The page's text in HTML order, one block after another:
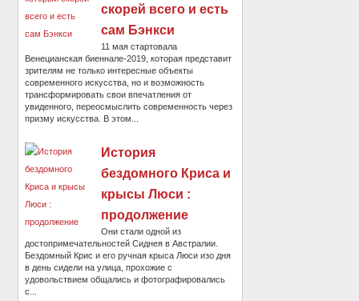
скорей всего и есть
сам Бэнкси
11 мая стартовала
Венецианская биеннале-2019, которая представит
зрителям не только интересные объекты
современного искусства, но и возможность
трансформировать свои впечатления от
увиденного, переосмыслить современность через
призму искусства. В этом...
История
бездомного Криса и
крысы Люси :
продолжение
Они стали одной из
достопримечательностей Сиднея в Австралии.
Бездомный Крис и его ручная крыса Люси изо дня
в день сидели на улица, прохожие с
удовольствием общались и фотографировались
с...